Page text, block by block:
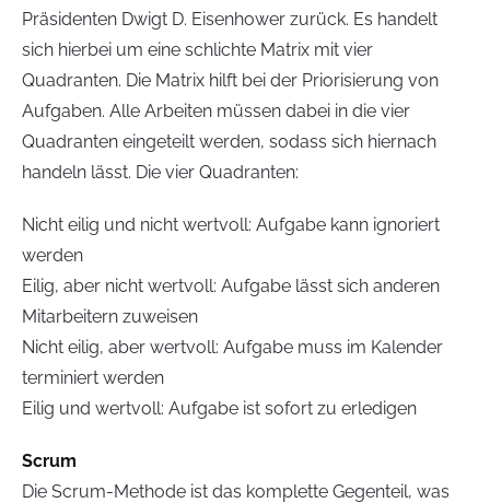
Präsidenten Dwigt D. Eisenhower zurück. Es handelt
sich hierbei um eine schlichte Matrix mit vier
Quadranten. Die Matrix hilft bei der Priorisierung von
Aufgaben. Alle Arbeiten müssen dabei in die vier
Quadranten eingeteilt werden, sodass sich hiernach
handeln lässt. Die vier Quadranten:
Nicht eilig und nicht wertvoll: Aufgabe kann ignoriert
werden
Eilig, aber nicht wertvoll: Aufgabe lässt sich anderen
Mitarbeitern zuweisen
Nicht eilig, aber wertvoll: Aufgabe muss im Kalender
terminiert werden
Eilig und wertvoll: Aufgabe ist sofort zu erledigen
Scrum
Die Scrum-Methode ist das komplette Gegenteil, was